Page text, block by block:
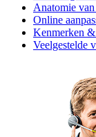
Anatomie
Online
Kenmerken
Veelgestelde